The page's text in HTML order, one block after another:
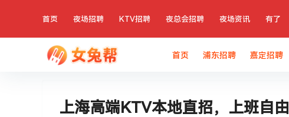
首页 夜场招聘 KTV招聘 夜总会招聘 夜场资讯 有了
首页 浦东招聘 嘉定招聘
上海高端KTV本地直招，上班自